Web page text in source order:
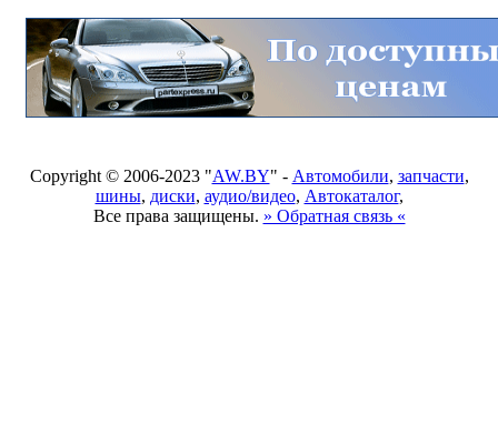
Copyright © 2006-2023 "AW.BY" - Автомобили, запчасти,
шины, диски, аудио/видео, Автокаталог,
Все права защищены. » Обратная связь «